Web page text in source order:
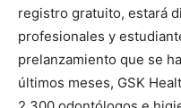
registro gratuito, estará
profesionales y
prelanzamiento que se
últimos meses, GSK